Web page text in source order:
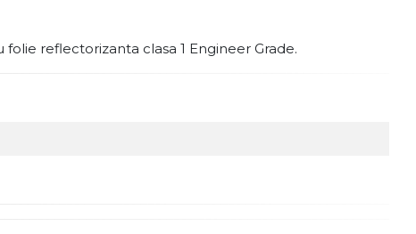
reflectorizanta clasa 1 Engineer Grade.